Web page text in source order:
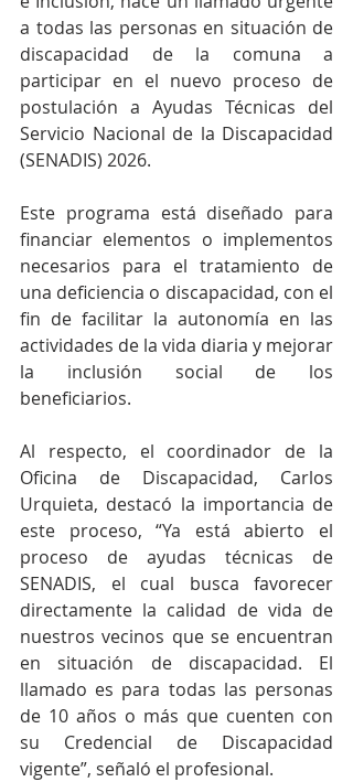
a todas las personas en situación de
discapacidad de la comuna a
participar en el nuevo proceso de
postulación a Ayudas Técnicas del
Servicio Nacional de la Discapacidad
(SENADIS) 2026.
Este programa está diseñado para
financiar elementos o implementos
necesarios para el tratamiento de
una deficiencia o discapacidad, con el
fin de facilitar la autonomía en las
actividades de la vida diaria y mejorar
la inclusión social de los
beneficiarios.
Al respecto, el coordinador de la
Oficina de Discapacidad, Carlos
Urquieta, destacó la importancia de
este proceso, “Ya está abierto el
proceso de ayudas técnicas de
SENADIS, el cual busca favorecer
directamente la calidad de vida de
nuestros vecinos que se encuentran
en situación de discapacidad. El
llamado es para todas las personas
de 10 años o más que cuenten con
su Credencial de Discapacidad
vigente”, señaló el profesional.